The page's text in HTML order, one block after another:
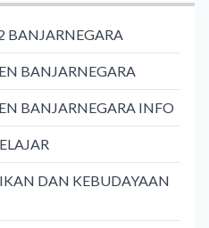
BANJARNEGARA
BANJARNEGARA
BANJARNEGARA INFO
DAN KEBUDAYAAN